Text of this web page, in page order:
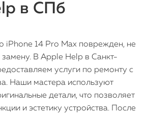
в СПб
iPhone 14 Pro Max поврежден, не
замену. В Apple Help в Санкт-
услуги по ремонту с
Наши мастера используют
детали, что позволяет
и эстетику устройства. После